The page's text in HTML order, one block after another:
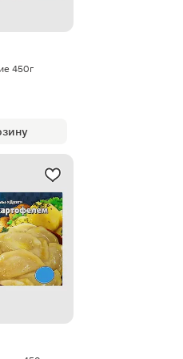
450г